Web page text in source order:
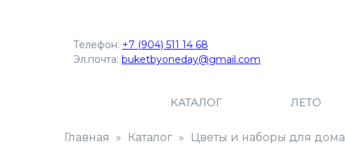
КАТАЛОГ ЛЕТО
Телефон: +7 (904) 511 14 68
Эл.почта: buketbyoneday@gmail.com
Главная Каталог Цветы и наборы для дома